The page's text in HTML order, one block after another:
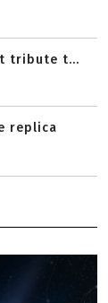
tribute t...
replica